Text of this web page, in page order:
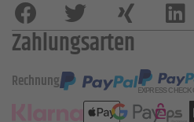
Zahlungsarten
Rechnung